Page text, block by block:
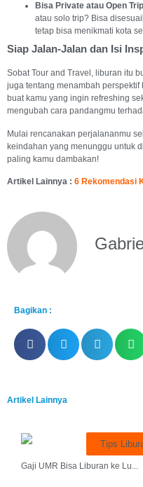
Bisa Private atau Open
atau solo trip? Bisa
tetap bisa menikmati kota
Siap Jalan-Jalan dan Isi
Sobat Tour and Travel, liburan itu
juga tentang menambah
buat kamu yang ingin refreshing
mengubah cara pandangmu
Mulai rencanakan perjalananmu
keindahan yang menunggu untuk
paling kamu dambakan!
Artikel Lainnya : 6 Rekomendasi
Bagikan :
Artikel Lainnya
Tips
Gaji UMR Bisa Liburan ke Lu...